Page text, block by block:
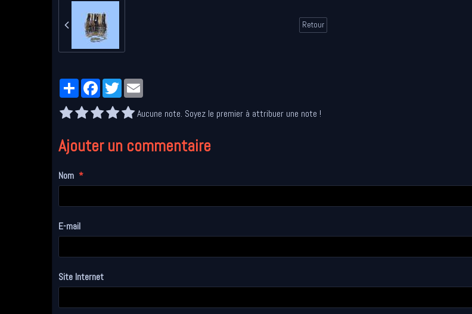
Retour
PartagerFacebookTwitter
Aucune note. Soyez le premier à attribuer une note !
Ajouter un commentaire
Nom
E-mail
Site Internet